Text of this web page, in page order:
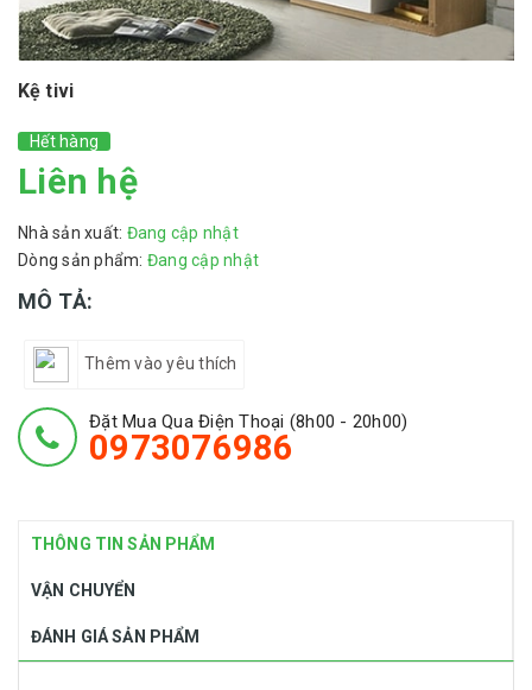
Kệ tivi
Hết hàng
Liên hệ
Nhà sản xuất: Đang cập nhật
Dòng sản phẩm: Đang cập nhật
MÔ TẢ:
Thêm vào yêu thích
Đặt Mua Qua Điện Thoại (8h00 - 20h00)
0973076986
THÔNG TIN SẢN PHẨM
VẬN CHUYỂN
ĐÁNH GIÁ SẢN PHẨM